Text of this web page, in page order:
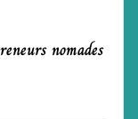
nomades